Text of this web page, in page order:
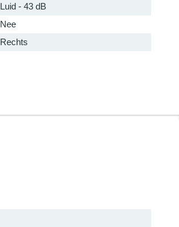
Luid - 43 dB
Nee
Rechts